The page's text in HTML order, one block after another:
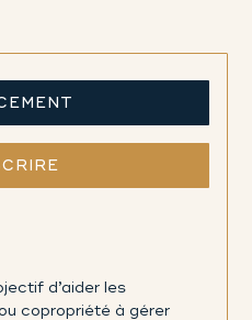
d’aider les
copropriété à gérer